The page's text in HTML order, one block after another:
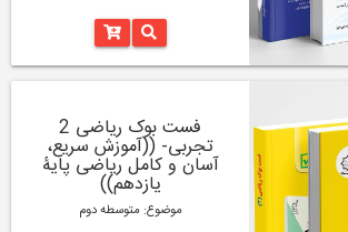
فست بوک ریاضی 2
تجربی- ((آموزش سریع،
آسان و کامل ریاضی پایۀ
یازدهم))
موضوع: متوسطه دوم